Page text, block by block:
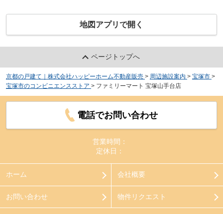
地図アプリで開く
ページトップへ
京都の戸建て｜株式会社ハッピーホーム不動産販売 > 周辺施設案内 > 宝塚市 >
宝塚市のコンビニエンスストア > ファミリーマート 宝塚山手台店
電話でお問い合わせ
営業時間：
定休日：
ホーム 会社概要
お問い合わせ 物件リクエスト